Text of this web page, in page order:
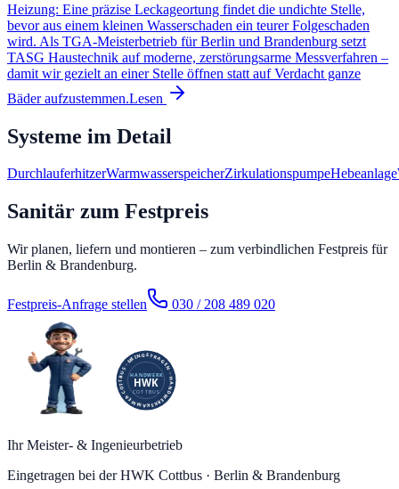
Heizung: Eine präzise Leckageortung findet die undichte Stelle,
bevor aus einem kleinen Wasserschaden ein teurer Folgeschaden
wird. Als TGA-Meisterbetrieb für Berlin und Brandenburg setzt
TASG Haustechnik auf moderne, zerstörungsarme Messverfahren –
damit wir gezielt an einer Stelle öffnen statt auf Verdacht ganze
Bäder aufzustemmen.Lesen
Systeme im Detail
DurchlauferhitzerWarmwasserspeicherZirkulationspumpeHebeanlage
Sanitär zum Festpreis
Wir planen, liefern und montieren – zum verbindlichen Festpreis für
Berlin & Brandenburg.
Festpreis-Anfrage stellen 030 / 208 489 020
Ihr Meister- & Ingenieurbetrieb
Eingetragen bei der HWK Cottbus · Berlin & Brandenburg